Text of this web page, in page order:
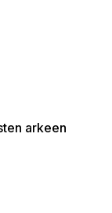
arkeen